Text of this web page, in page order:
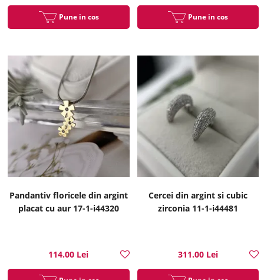
Pune in cos Pune in cos
Pandantiv floricele din argint
placat cu aur 17-1-i44320
114.00 Lei
Cercei din argint si cubic
zirconia 11-1-i44481
311.00 Lei